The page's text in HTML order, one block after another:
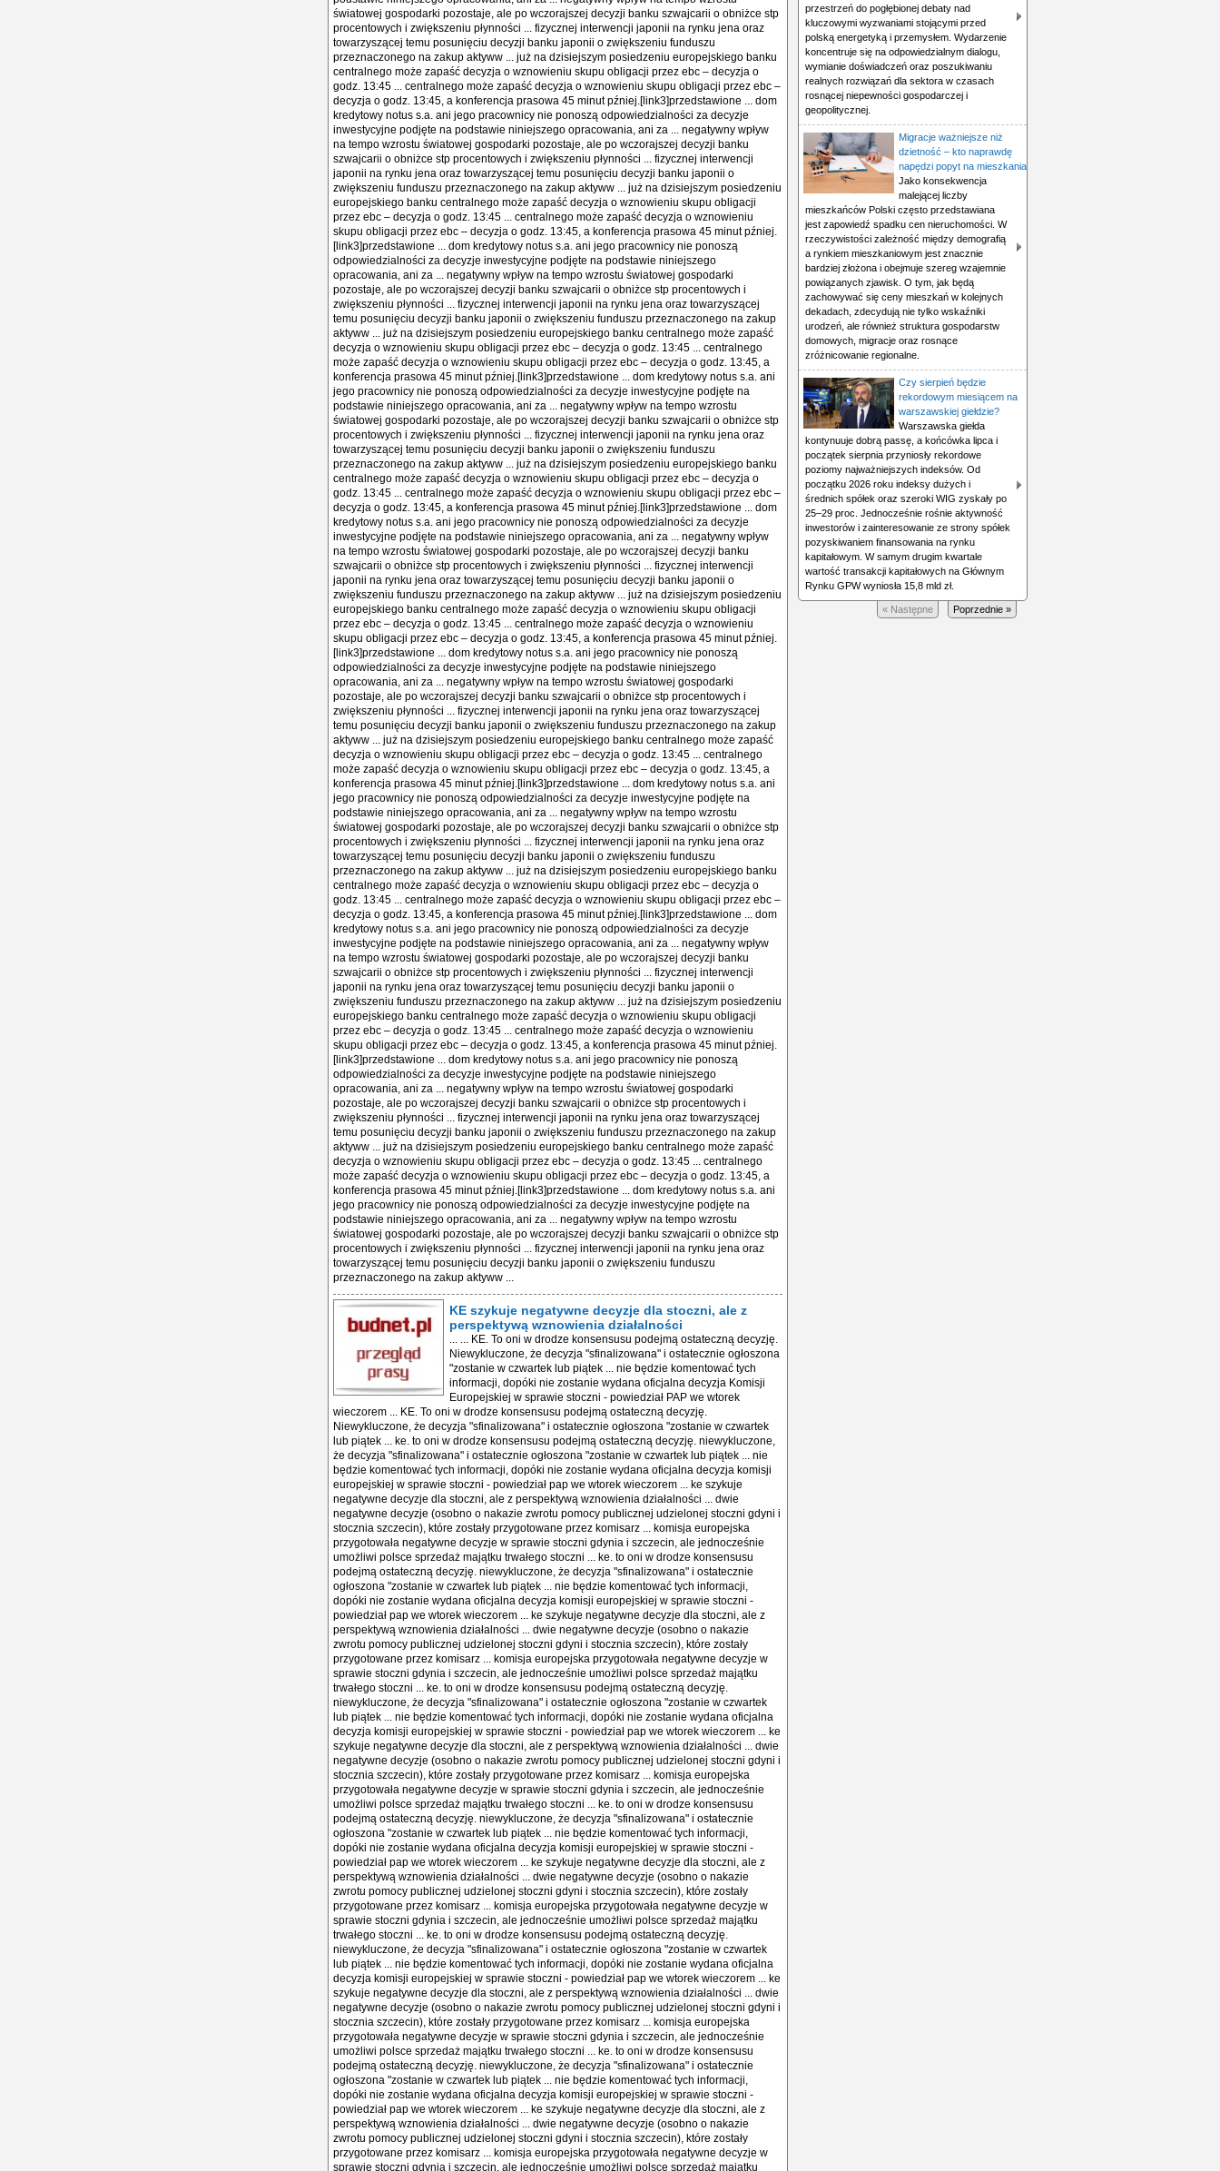
KE szykuje negatywne decyzje dla stoczni, ale z
perspektywą wznowienia działalności
... ... KE. To oni w drodze konsensusu podejmą ostateczną decyzję.
Niewykluczone, że decyzja "sfinalizowana" i ostatecznie ogłoszona
"zostanie w czwartek lub piątek ... nie będzie komentować tych
informacji, dopóki nie zostanie wydana oficjalna decyzja Komisji
Europejskiej w sprawie stoczni - powiedział PAP we wtorek
wieczorem ... KE. To oni w drodze konsensusu podejmą ostateczną decyzję.
Niewykluczone, że decyzja "sfinalizowana" i ostatecznie ogłoszona "zostanie w czwartek
lub piątek ... ke. to oni w drodze konsensusu podejmą ostateczną decyzję. niewykluczone,
że decyzja "sfinalizowana" i ostatecznie ogłoszona "zostanie w czwartek lub piątek ... nie
będzie komentować tych informacji, dopóki nie zostanie wydana oficjalna decyzja komisji
europejskiej w sprawie stoczni - powiedział pap we wtorek wieczorem ... ke szykuje
negatywne decyzje dla stoczni, ale z perspektywą wznowienia działalności ... dwie
negatywne decyzje (osobno o nakazie zwrotu pomocy publicznej udzielonej stoczni gdyni i
stocznia szczecin), które zostały przygotowane przez komisarz ... komisja europejska
przygotowała negatywne decyzje w sprawie stoczni gdynia i szczecin, ale jednocześnie
umożliwi polsce sprzedaż majątku trwałego stoczni ... ke. to oni w drodze konsensusu
podejmą ostateczną decyzję. niewykluczone, że decyzja "sfinalizowana" i ostatecznie
ogłoszona "zostanie w czwartek lub piątek ... nie będzie komentować tych informacji,
dopóki nie zostanie wydana oficjalna decyzja komisji europejskiej w sprawie stoczni -
powiedział pap we wtorek wieczorem ... ke szykuje negatywne decyzje dla stoczni, ale z
perspektywą wznowienia działalności ... dwie negatywne decyzje (osobno o nakazie
zwrotu pomocy publicznej udzielonej stoczni gdyni i stocznia szczecin), które zostały
przygotowane przez komisarz ... komisja europejska przygotowała negatywne decyzje w
sprawie stoczni gdynia i szczecin, ale jednocześnie umożliwi polsce sprzedaż majątku
trwałego stoczni ... ke. to oni w drodze konsensusu podejmą ostateczną decyzję.
niewykluczone, że decyzja "sfinalizowana" i ostatecznie ogłoszona "zostanie w czwartek
lub piątek ... nie będzie komentować tych informacji, dopóki nie zostanie wydana oficjalna
decyzja komisji europejskiej w sprawie stoczni - powiedział pap we wtorek wieczorem ... ke
szykuje negatywne decyzje dla stoczni, ale z perspektywą wznowienia działalności ... dwie
negatywne decyzje (osobno o nakazie zwrotu pomocy publicznej udzielonej stoczni gdyni i
stocznia szczecin), które zostały przygotowane przez komisarz ... komisja europejska
przygotowała negatywne decyzje w sprawie stoczni gdynia i szczecin, ale jednocześnie
umożliwi polsce sprzedaż majątku trwałego stoczni ... ke. to oni w drodze konsensusu
podejmą ostateczną decyzję. niewykluczone, że decyzja "sfinalizowana" i ostatecznie
ogłoszona "zostanie w czwartek lub piątek ... nie będzie komentować tych informacji,
dopóki nie zostanie wydana oficjalna decyzja komisji europejskiej w sprawie stoczni -
powiedział pap we wtorek wieczorem ... ke szykuje negatywne decyzje dla stoczni, ale z
perspektywą wznowienia działalności ... dwie negatywne decyzje (osobno o nakazie
zwrotu pomocy publicznej udzielonej stoczni gdyni i stocznia szczecin), które zostały
przygotowane przez komisarz ... komisja europejska przygotowała negatywne decyzje w
sprawie stoczni gdynia i szczecin, ale jednocześnie umożliwi polsce sprzedaż majątku
trwałego stoczni ... ke. to oni w drodze konsensusu podejmą ostateczną decyzję.
niewykluczone, że decyzja "sfinalizowana" i ostatecznie ogłoszona "zostanie w czwartek
lub piątek ... nie będzie komentować tych informacji, dopóki nie zostanie wydana oficjalna
decyzja komisji europejskiej w sprawie stoczni - powiedział pap we wtorek wieczorem ... ke
szykuje negatywne decyzje dla stoczni, ale z perspektywą wznowienia działalności ... dwie
negatywne decyzje (osobno o nakazie zwrotu pomocy publicznej udzielonej stoczni gdyni i
stocznia szczecin), które zostały przygotowane przez komisarz ... komisja europejska
przygotowała negatywne decyzje w sprawie stoczni gdynia i szczecin, ale jednocześnie
umożliwi polsce sprzedaż majątku trwałego stoczni ... ke. to oni w drodze konsensusu
podejmą ostateczną decyzję. niewykluczone, że decyzja "sfinalizowana" i ostatecznie
ogłoszona "zostanie w czwartek lub piątek ... nie będzie komentować tych informacji,
dopóki nie zostanie wydana oficjalna decyzja komisji europejskiej w sprawie stoczni -
powiedział pap we wtorek wieczorem ... ke szykuje negatywne decyzje dla stoczni, ale z
perspektywą wznowienia działalności ... dwie negatywne decyzje (osobno o nakazie
zwrotu pomocy publicznej udzielonej stoczni gdyni i stocznia szczecin), które zostały
przygotowane przez komisarz ... komisja europejska przygotowała negatywne decyzje w
sprawie stoczni gdynia i szczecin, ale jednocześnie umożliwi polsce sprzedaż majątku
przestrzeń do pogłębionej debaty nad
kluczowymi wyzwaniami stojącymi przed
polską energetyką i przemysłem. Wydarzenie
koncentruje się na odpowiedzialnym dialogu,
wymianie doświadczeń oraz poszukiwaniu
realnych rozwiązań dla sektora w czasach
rosnącej niepewności gospodarczej i
geopolitycznej.
Migracje ważniejsze niż
dzietność – kto naprawdę
napędzi popyt na mieszkania
Jako konsekwencja
malejącej liczby
mieszkańców Polski często przedstawiana
jest zapowiedź spadku cen nieruchomości. W
rzeczywistości zależność między demografią
a rynkiem mieszkaniowym jest znacznie
bardziej złożona i obejmuje szereg wzajemnie
powiązanych zjawisk. O tym, jak będą
zachowywać się ceny mieszkań w kolejnych
dekadach, zdecydują nie tylko wskaźniki
urodzeń, ale również struktura gospodarstw
domowych, migracje oraz rosnące
zróżnicowanie regionalne.
Czy sierpień będzie
rekordowym miesiącem na
warszawskiej giełdzie?
Warszawska giełda
kontynuuje dobrą passę, a końcówka lipca i
początek sierpnia przyniosły rekordowe
poziomy najważniejszych indeksów. Od
początku 2026 roku indeksy dużych i
średnich spółek oraz szeroki WIG zyskały po
25–29 proc. Jednocześnie rośnie aktywność
inwestorów i zainteresowanie ze strony spółek
pozyskiwaniem finansowania na rynku
kapitałowym. W samym drugim kwartale
wartość transakcji kapitałowych na Głównym
Rynku GPW wyniosła 15,8 mld zł.
Poprzednie »
« Następne